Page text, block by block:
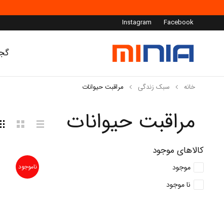
Facebook
Instagram
مراقبت حیوانات
خانه سبک زندگی مراقبت حیوانات
کالاهای موجود
موجود
نا موجود
ناموجود